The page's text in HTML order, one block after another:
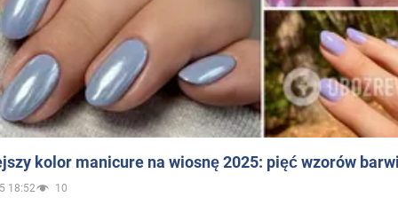
kolor manicure na wiosnę 2025: pięć wzorów
18:52 10